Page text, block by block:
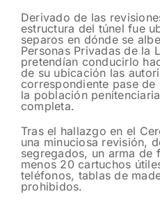
Derivado de las
estructura del túnel fue
separos en dónde se
Personas Privadas de la
pretendían conducirlo
de su ubicación las
correspondiente pase
la población
completa.
Tras el hallazgo en el
una minuciosa revisión,
segregados, un arma de
menos 20 cartuchos
teléfonos, tablas de
prohibidos.